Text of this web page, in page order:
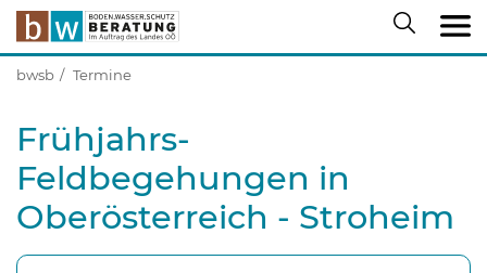
bwsb Termine
Frühjahrs-
Feldbegehungen in
Oberösterreich - Stroheim